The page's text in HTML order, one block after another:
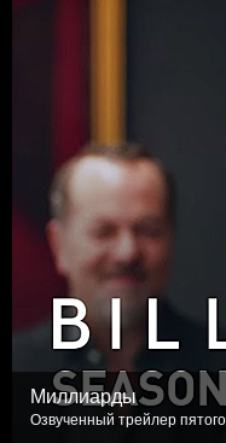
Миллиарды
Озвученный трейлер